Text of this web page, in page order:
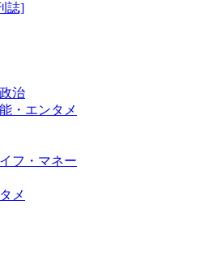
治
・エンタメ
フ・マネー
メ